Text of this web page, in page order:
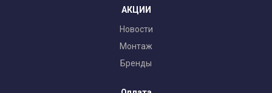
АКЦИИ
Новости
Монтаж
Бренды